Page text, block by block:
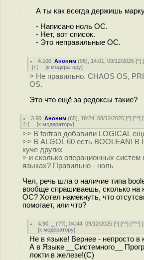
А ты как всегда держишь
- Написано ноль ОС.
- Нет, вот список.
- Это неправильные ОС.
4.100 ,Аноним (98), 14:01, 09/12/2025 [^] [
[↑] [к модератору]
> Не правильно. CHAOS OS,
OS.
Это что ещё за редоксы такие?
3.60 ,Аноним (65), 18:24, 08/12/2025 [^] [^^] [
[↑] [к модератору]
>> В fortran добавили LOGICAL
>> В ALGOL 60 есть BOOLEAN! В
куче других
> и сколько операционных систем
языках? Правильно - ноль
Чел, речь шла о наличие типа
вообще спрашиваешь, сколько на
ОС? Хотел намекнуть, что
помогает, или что?
4.90 (??), 04:44, 09/12/2025 [^] [^^] [^^^] [
[к модератору]
Не в языке! Вернее - непросто в
А в Языке __Системного__
локти в железе!(С)